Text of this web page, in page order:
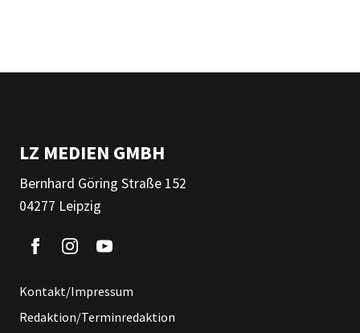
LZ MEDIEN GMBH
Bernhard Göring Straße 152
04277 Leipzig
Kontakt/Impressum
Redaktion/Terminredaktion